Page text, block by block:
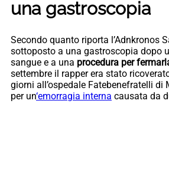
una gastroscopia
Secondo quanto riporta l’Adnkronos
sottoposto a una gastroscopia dopo
sangue e a una procedura per
settembre il rapper era stato
giorni all’ospedale Fatebenefratelli di
per un‘emorragia interna causata da